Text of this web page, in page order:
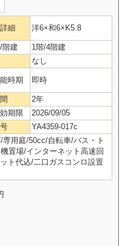
細 洋6×和6×K5.8
階建
1階/4階建
なし
時期 即時
2年
期限
2026/09/05
YA4359-017c
用庭/50cc/自転車/バス・ト
置場/インターネット高速回
ト代込/二口ガスコンロ設置